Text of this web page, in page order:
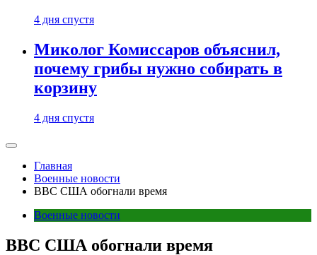
4 дня спустя
Миколог Комиссаров объяснил,
почему грибы нужно собирать в
корзину
4 дня спустя
Главная
Военные новости
ВВС США обогнали время
Военные новости
ВВС США обогнали время